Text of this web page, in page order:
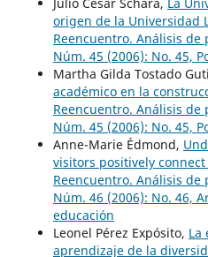
origen de la Universidad
Reencuentro. Análisis
Núm. 45 (2006): No. 45,
Martha Gilda Tostado
académico en la
Reencuentro. Análisis
Núm. 45 (2006): No. 45,
Anne-Marie Édmond,
visitors positively
Reencuentro. Análisis
Núm. 46 (2006): No. 46,
educación
Leonel Pérez Expósito, La
aprendizaje de la